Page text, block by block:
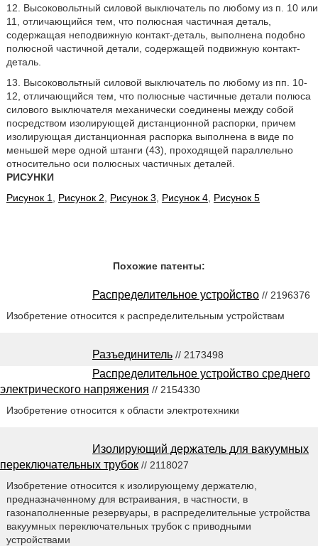
12. Высоковольтный силовой выключатель по любому из п. 10 или
11, отличающийся тем, что полюсная частичная деталь,
содержащая неподвижную контакт-деталь, выполнена подобно
полюсной частичной детали, содержащей подвижную контакт-
деталь.
13. Высоковольтный силовой выключатель по любому из пп. 10-
12, отличающийся тем, что полюсные частичные детали полюса
силового выключателя механически соединены между собой
посредством изолирующей дистанционной распорки, причем
изолирующая дистанционная распорка выполнена в виде по
меньшей мере одной штанги (43), проходящей параллельно
относительно оси полюсных частичных деталей.
РИСУНКИ
Рисунок 1
Рисунок 2 Рисунок 3 Рисунок 4, Рисунок 5
Похожие патенты:
Распределительное устройство // 2196376
Изобретение относится к распределительным устройствам
Разъединитель // 2173498
Распределительное устройство среднего
электрического напряжения // 2154330
Изобретение относится к области электротехники
Изолирующий держатель для вакуумных
переключательных трубок // 2118027
Изобретение относится к изолирующему держателю,
предназначенному для встраивания, в частности, в
газонаполненные резервуары, в распределительные устройства
вакуумных переключательных трубок с приводными
устройствами